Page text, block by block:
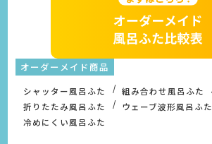
オーダーメイド商品
シャッター風呂ふた
組み合わせ風呂ふた
折りたたみ風呂ふた
ウェーブ波形風呂ふた
冷めにくい風呂ふた